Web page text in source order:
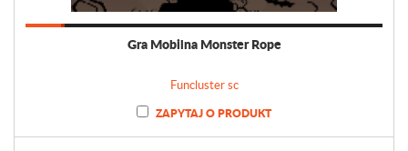
Gra Mobilna Monster Rope
Funcluster sc
ZAPYTAJ O PRODUKT